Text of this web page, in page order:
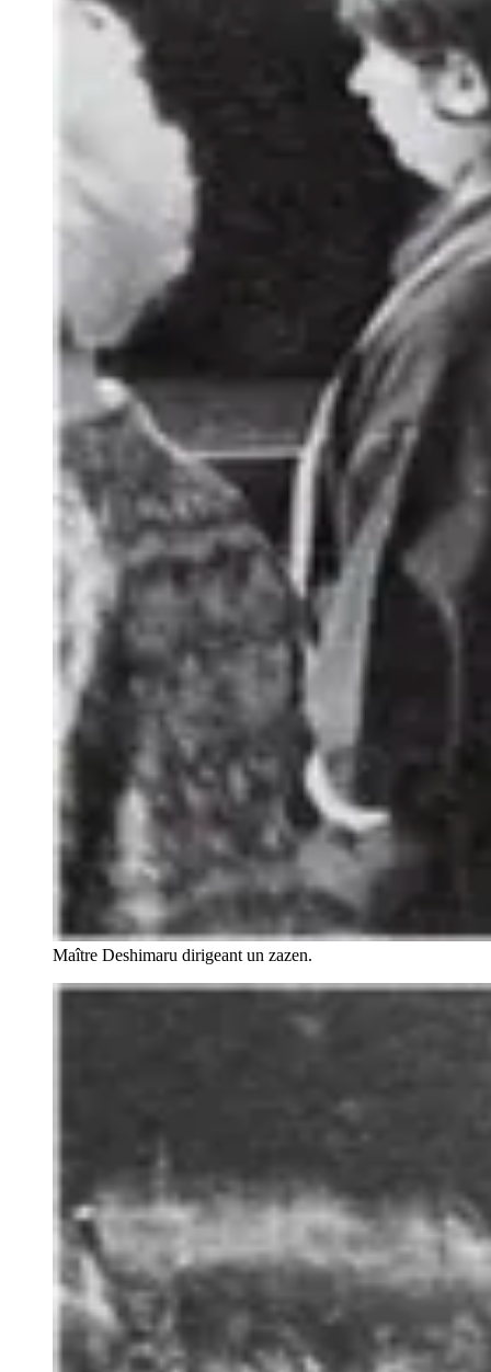
Maître Deshimaru dirigeant un zazen.